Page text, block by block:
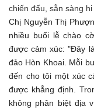
chiến đấu, sẵn sàng
Chị Nguyễn Thị
nhiều buổi lễ chào
được cảm xúc: "Đây
đảo Hòn Khoai. Mỗi
đến cho tôi một xúc
được khẳng định.
không phân biệt địa